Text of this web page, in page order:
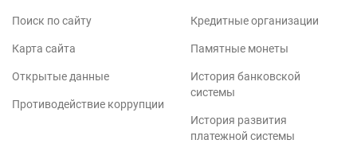
Поиск по сайту
Карта сайта
Открытые данные
Противодействие коррупции
Кредитные организации
Памятные монеты
История банковской
системы
История развития
платежной системы